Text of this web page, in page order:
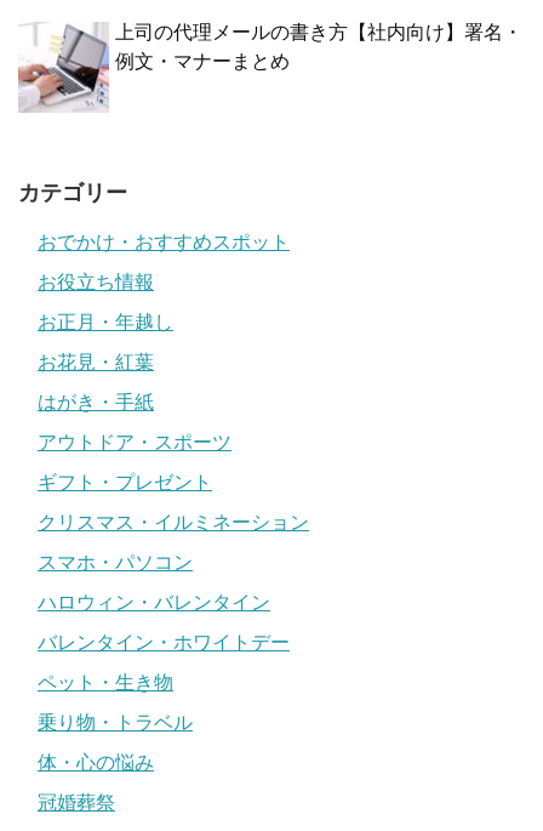
上司の代理メールの書き方【社内向け】署名・
例文・マナーまとめ
カテゴリー
おでかけ・おすすめスポット
お役立ち情報
お正月・年越し
お花見・紅葉
はがき・手紙
アウトドア・スポーツ
ギフト・プレゼント
クリスマス・イルミネーション
スマホ・パソコン
ハロウィン・バレンタイン
バレンタイン・ホワイトデー
ペット・生き物
乗り物・トラベル
体・心の悩み
冠婚葬祭